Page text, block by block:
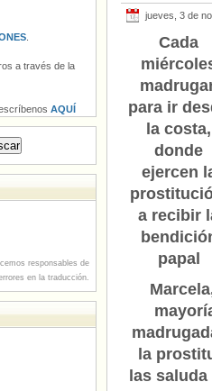
jueves, 3 de
Cada
para ir
la costa,
donde
ejercen
a recibir
papal
la
las
a través de la
AQUÍ
responsables de
en la traducción.